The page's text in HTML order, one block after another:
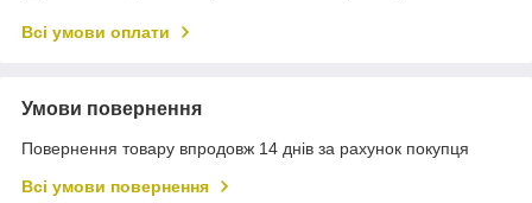
Всі умови оплати
Умови повернення
Повернення товару впродовж 14 днів за рахунок покупця
Всі умови повернення